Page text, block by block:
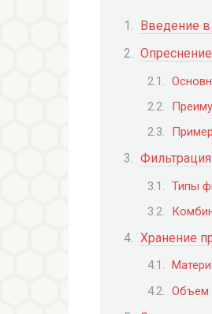
Введение в
Типы
Хранение
Объем